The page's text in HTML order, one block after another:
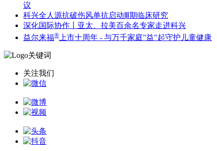
议
科兴全人源抗破伤风单抗启动Ⅲ期临床研究
深化国际协作丨亚太、拉美百余名专家走进科兴
益尔来福® 上市十周年 - 与万千家庭"益"起守护儿童健康
关注我们